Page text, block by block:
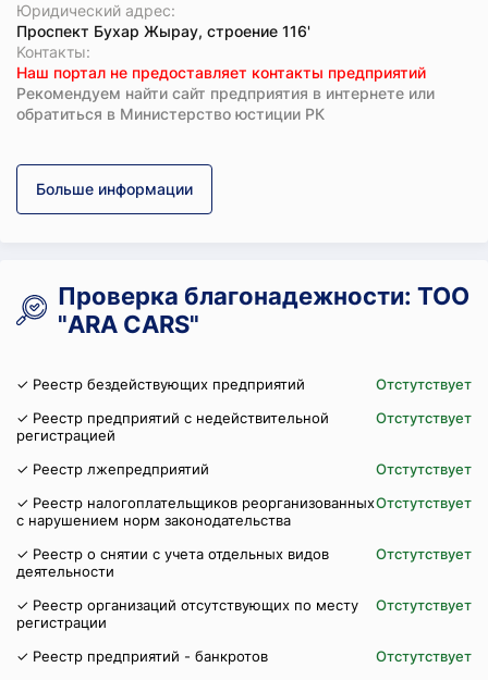
Юридический адрес:
Проспект Бухар Жырау, строение 116'
Koнтaкты:
Наш портал не предоставляет контакты предприятий
Рекомендуем найти сайт предприятия в интернете или
обратиться в Министерство юстиции РК
Больше информации
Проверка благонадежности: ТОО
"ARA CARS"
✓ Реестр бездействующих предприятий
Отстутствует
✓ Реестр предприятий с недействительной
регистрацией
Отстутствует
✓ Реестр лжепредприятий
Отстутствует
✓ Реестр налогоплательщиков реорганизованных
с нарушением норм законодательства
Отстутствует
✓ Реестр о снятии с учета отдельных видов
деятельности
Отстутствует
✓ Реестр организаций отсутствующих по месту
регистрации
Отстутствует
✓ Реестр предприятий - банкротов
Отстутствует